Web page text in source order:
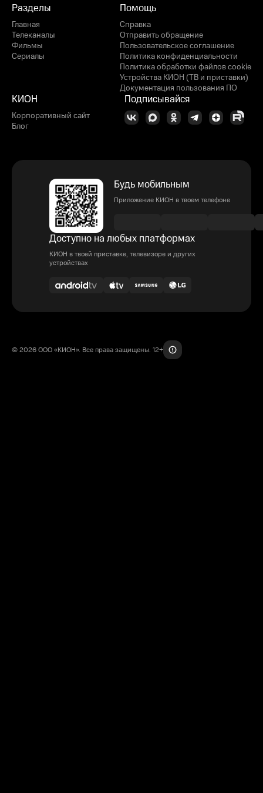
Разделы
Главная
Телеканалы
Фильмы
Сериалы
Помощь
Справка
Отправить обращение
Пользовательское соглашение
Политика конфиденциальности
Политика обработки файлов cookie
Устройства КИОН (ТВ и приставки)
Документация пользования ПО
КИОН
Корпоративный сайт
Блог
Подписывайся
Будь мобильным
Приложение КИОН в твоем телефоне
Доступно на любых платформах
КИОН в твоей приставке, телевизоре и других
устройствах
© 2026 ООО «КИОН». Все права защищены. 12+